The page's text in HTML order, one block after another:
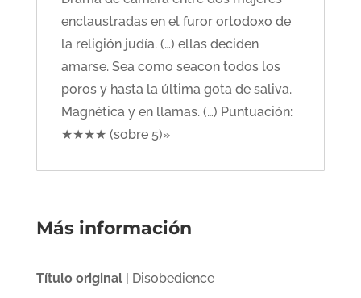
enclaustradas en el furor ortodoxo de
la religión judía. (…) ellas deciden
amarse. Sea como seacon todos los
poros y hasta la última gota de saliva.
Magnética y en llamas. (…) Puntuación:
★★★★ (sobre 5)»
Más información
Título original| Disobedience